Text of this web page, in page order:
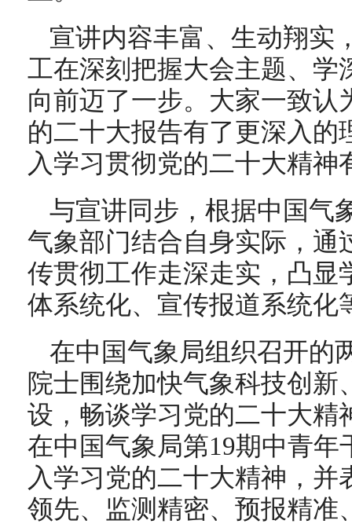
宣讲内容丰富、生动翔实
工在深刻把握大会主题、学
向前迈了一步。大家一致认
的二十大报告有了更深入的
入学习贯彻党的二十大精神
与宣讲同步，根据中国气
气象部门结合自身实际，通
传贯彻工作走深走实，凸显
体系统化、宣传报道系统化
在中国气象局组织召开的
院士围绕加快气象科技创新
设，畅谈学习党的二十大精
在中国气象局第19期中青
入学习党的二十大精神，
领先、监测精密、预报精准